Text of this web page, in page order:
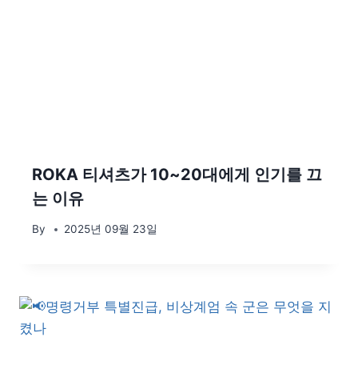
ROKA 티셔츠가 10~20대에게 인기를 끄
는 이유
By 2025년 09월 23일